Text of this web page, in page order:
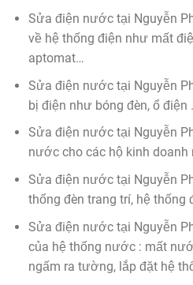
Sửa điện nước tại Nguyễn
về hệ thống điện như mất
aptomat…
Sửa điện nước tại Nguyễn
bị điện như bóng đèn, ổ điện
Sửa điện nước tại Nguyễn
nước cho các hộ kinh
Sửa điện nước tại Nguyễn
thống đèn trang trí, hệ thống
Sửa điện nước tại Nguyễn
của hệ thống nước : mất
ngấm ra tường, lắp đặt hệ